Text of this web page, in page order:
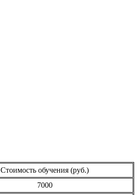
Стоимость обучения (руб.)
7000